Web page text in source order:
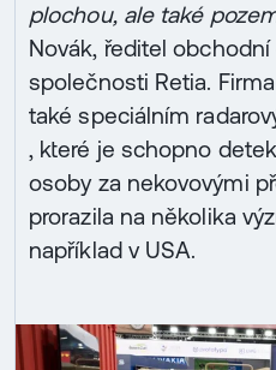
plochou, ale také
Novák, ředitel obchodní
společnosti Retia.
také speciálním
, které je schopno
osoby za nekovovými
prorazila na několika
například v USA.